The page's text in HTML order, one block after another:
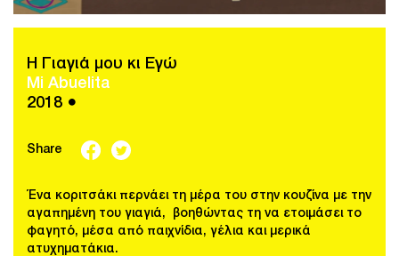
Η Γιαγιά μου κι Εγώ
Mi Abuelita
2018 ●
Share
Ένα κοριτσάκι περνάει τη μέρα του στην κουζίνα με την
αγαπημένη του γιαγιά, βοηθώντας τη να ετοιμάσει το
φαγητό, μέσα από παιχνίδια, γέλια και μερικά
ατυχηματάκια.